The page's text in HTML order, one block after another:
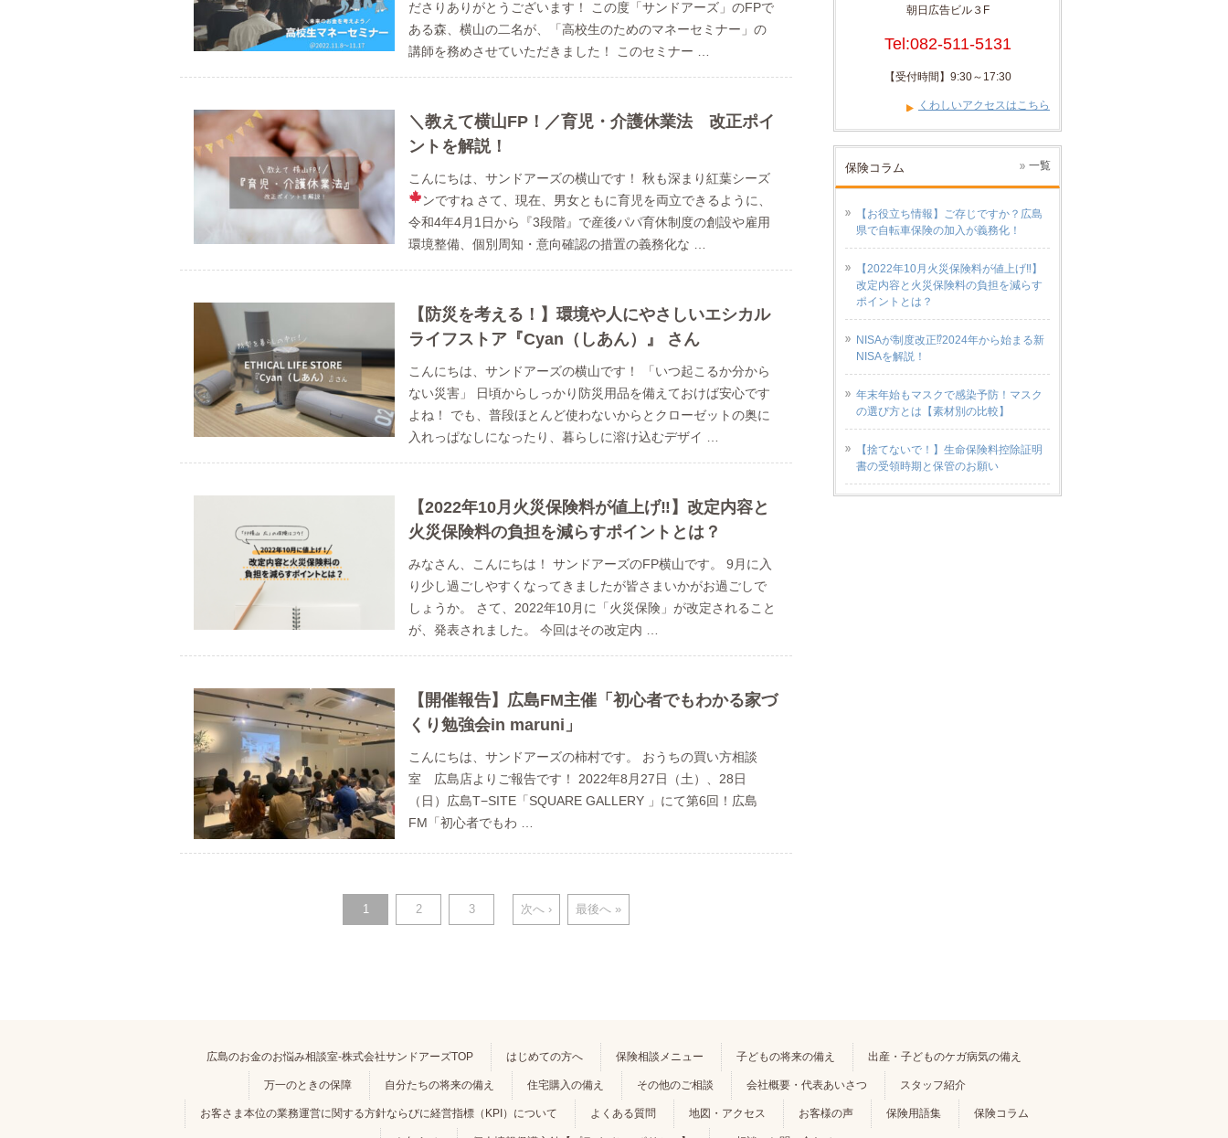
ださりありがとうございます！ この度「サンドアーズ」のFPで
ある森、横山の二名が、「高校生のためのマネーセミナー」の
講師を務めさせていただきました！ このセミナー …
＼教えて横山FP！／育児・介護休業法 改正ポイ
ントを解説！
こんにちは、サンドアーズの横山です！ 秋も深まり紅葉シーズ
ンですね さて、現在、男女ともに育児を両立できるように、
令和4年4月1日から『3段階』で産後パパ育休制度の創設や雇用
環境整備、個別周知・意向確認の措置の義務化な …
【防災を考える！】環境や人にやさしいエシカル
ライフストア『Cyan（しあん）』 さん
こんにちは、サンドアーズの横山です！ 「いつ起こるか分から
ない災害」 日頃からしっかり防災用品を備えておけば安心です
よね！ でも、普段ほとんど使わないからとクローゼットの奥に
入れっぱなしになったり、暮らしに溶け込むデザイ …
【2022年10月火災保険料が値上げ‼】改定内容と
火災保険料の負担を減らすポイントとは？
みなさん、こんにちは！ サンドアーズのFP横山です。 9月に入
り少し過ごしやすくなってきましたが皆さまいかがお過ごしで
しょうか。 さて、2022年10月に「火災保険」が改定されること
が、発表されました。 今回はその改定内 …
【開催報告】広島FM主催「初心者でもわかる家づ
くり勉強会in maruni」
こんにちは、サンドアーズの柿村です。 おうちの買い方相談
室 広島店よりご報告です！ 2022年8月27日（土）、28日
（日）広島T−SITE「SQUARE GALLERY 」にて第6回！広島
FM「初心者でもわ …
1 2 3 次へ › 最後へ »
朝日広告ビル３F
Tel:082-511-5131
【受付時間】9:30～17:30
くわしいアクセスはこちら
保険コラム 一覧
【お役立ち情報】ご存じですか？広島
県で自転車保険の加入が義務化！
【2022年10月火災保険料が値上げ‼】
改定内容と火災保険料の負担を減らす
ポイントとは？
NISAが制度改正⁉2024年から始まる新
NISAを解説！
年末年始もマスクで感染予防！マスク
の選び方とは【素材別の比較】
【捨てないで！】生命保険料控除証明
書の受領時期と保管のお願い
広島のお金のお悩み相談室-株式会社サンドアーズTOP はじめての方へ 保険相談メニュー 子どもの将来の備え 出産・子どものケガ病気の備え
万一のときの保障 自分たちの将来の備え 住宅購入の備え その他のご相談 会社概要・代表あいさつ スタッフ紹介
お客さま本位の業務運営に関する方針ならびに経営指標（KPI）について よくある質問 地図・アクセス お客様の声 保険用語集 保険コラム